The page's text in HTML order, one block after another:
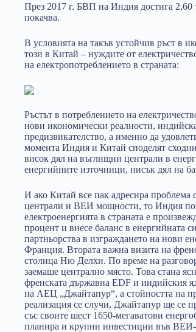
През 2017 г. БВП на Индия достига 2,60
покачва.
В условията на такъв устойчив ръст в
този в Китай – нуждите от
на електропотреблението в страната:
Ръстът в потреблението на
нови икономически реалности,
предизвикателство, а именно да
момента Индия и Китай споделят
висок дял на въглищни централи в
енергийните източници, нисък дял на
И ако Китай все пак адресира
централи и ВЕИ мощности, то Индия
електроенергията в страната е
процент и внесе баланс в енергийната
партньорства в изграждането на нови
Франция. Втората важна визита на
столица Ню Делхи. По време на
заемаше централно място. Това стана
френската държавна EDF и индийския
на АЕЦ „Джайтапур“, а стойността на
реализация се случи, Джайтапур ще се
със своите шест 1650-мегаватови
планира и крупни инвестиции във